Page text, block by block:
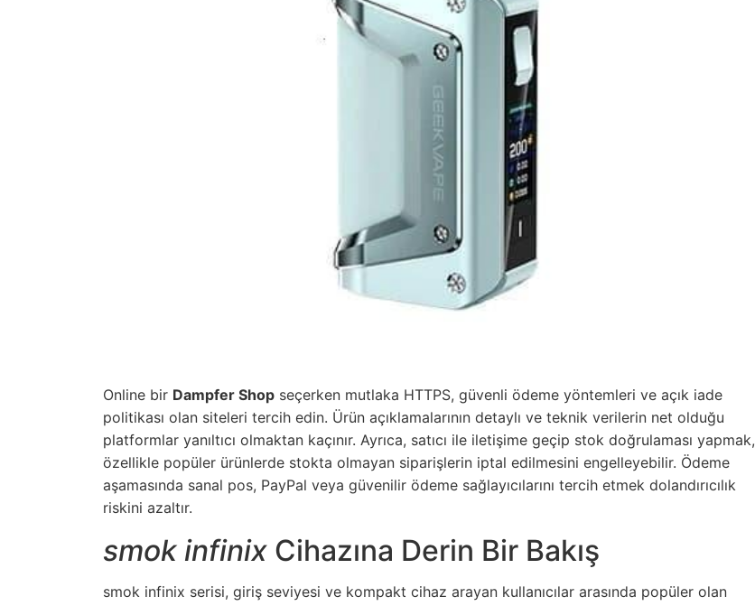
Online bir Dampfer Shop seçerken mutlaka HTTPS, güvenli ödeme yöntemleri ve açık iade
politikası olan siteleri tercih edin. Ürün açıklamalarının detaylı ve teknik verilerin net olduğu
platformlar yanıltıcı olmaktan kaçınır. Ayrıca, satıcı ile iletişime geçip stok doğrulaması yapmak,
özellikle popüler ürünlerde stokta olmayan siparişlerin iptal edilmesini engelleyebilir. Ödeme
aşamasında sanal pos, PayPal veya güvenilir ödeme sağlayıcılarını tercih etmek dolandırıcılık
riskini azaltır.
smok infinix Cihazına Derin Bir Bakış
smok infinix serisi, giriş seviyesi ve kompakt cihaz arayan kullanıcılar arasında popüler olan